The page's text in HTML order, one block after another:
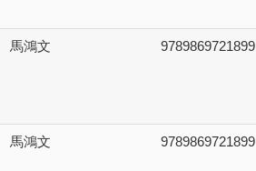
馬鴻文 9789869721899
馬鴻文 9789869721899